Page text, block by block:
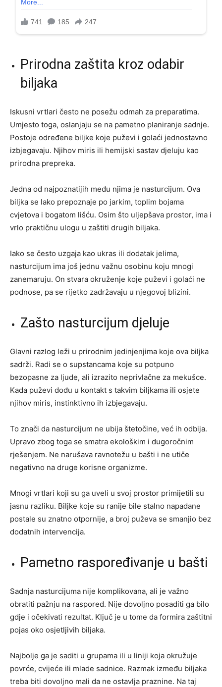
Prirodna zaštita kroz odabir
biljaka
Iskusni vrtlari često ne posežu odmah za preparatima.
Umjesto toga, oslanjaju se na pametno planiranje sadnje.
Postoje određene biljke koje puževi i golaći jednostavno
izbjegavaju. Njihov miris ili hemijski sastav djeluju kao
prirodna prepreka.
Jedna od najpoznatijih među njima je nasturcijum. Ova
biljka se lako prepoznaje po jarkim, toplim bojama
cvjetova i bogatom lišću. Osim što uljepšava prostor, ima i
vrlo praktičnu ulogu u zaštiti drugih biljaka.
Iako se često uzgaja kao ukras ili dodatak jelima,
nasturcijum ima još jednu važnu osobinu koju mnogi
zanemaruju. On stvara okruženje koje puževi i golaći ne
podnose, pa se rijetko zadržavaju u njegovoj blizini.
Zašto nasturcijum djeluje
Glavni razlog leži u prirodnim jedinjenjima koje ova biljka
sadrži. Radi se o supstancama koje su potpuno
bezopasne za ljude, ali izrazito neprivlačne za mekušce.
Kada puževi dođu u kontakt s takvim biljkama ili osjete
njihov miris, instinktivno ih izbjegavaju.
To znači da nasturcijum ne ubija štetočine, već ih odbija.
Upravo zbog toga se smatra ekološkim i dugoročnim
rješenjem. Ne narušava ravnotežu u bašti i ne utiče
negativno na druge korisne organizme.
Mnogi vrtlari koji su ga uveli u svoj prostor primijetili su
jasnu razliku. Biljke koje su ranije bile stalno napadane
postale su znatno otpornije, a broj puževa se smanjio bez
dodatnih intervencija.
Pametno raspoređivanje u bašti
Sadnja nasturcijuma nije komplikovana, ali je važno
obratiti pažnju na raspored. Nije dovoljno posaditi ga bilo
gdje i očekivati rezultat. Ključ je u tome da formira zaštitni
pojas oko osjetljivih biljaka.
Najbolje ga je saditi u grupama ili u liniji koja okružuje
povrće, cvijeće ili mlade sadnice. Razmak između biljaka
treba biti dovoljno mali da ne ostavlja praznine. Na taj